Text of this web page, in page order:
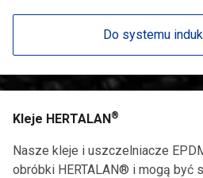
Do systemu
Kleje HERTALAN®
Nasze kleje i uszczelniacze
obróbki HERTALAN® i mogą być